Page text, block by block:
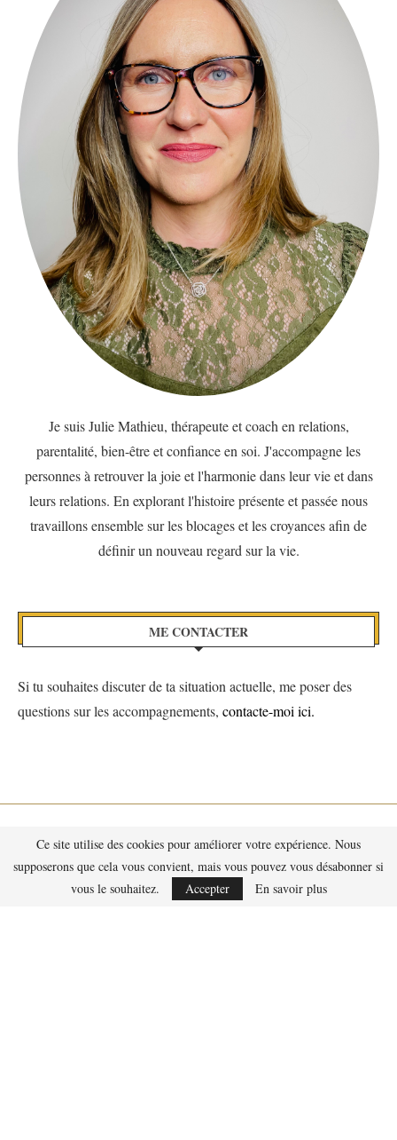
Je suis Julie Mathieu, thérapeute et coach en relations,
parentalité, bien-être et confiance en soi. J'accompagne les
personnes à retrouver la joie et l'harmonie dans leur vie et dans
leurs relations. En explorant l'histoire présente et passée nous
travaillons ensemble sur les blocages et les croyances afin de
définir un nouveau regard sur la vie.
ME CONTACTER
Si tu souhaites discuter de ta situation actuelle, me poser des
questions sur les accompagnements, contacte-moi ici.
Ce site utilise des cookies pour améliorer votre expérience. Nous
supposerons que cela vous convient, mais vous pouvez vous désabonner si
vous le souhaitez.
Accepter En savoir plus